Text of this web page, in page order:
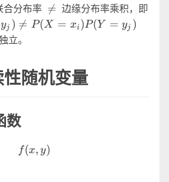
合分布率 \ne

= 边缘分布率乘积，即
yj ) 
= P(X = xi )P(Y = yj )
立。
随机变量
数
f(x,y)
f(x, y)